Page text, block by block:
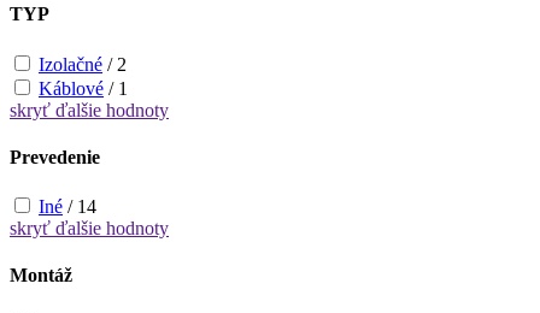
TYP
Izolačné / 2
Káblové / 1
skryť ďalšie hodnoty
Prevedenie
Iné / 14
skryť ďalšie hodnoty
Montáž